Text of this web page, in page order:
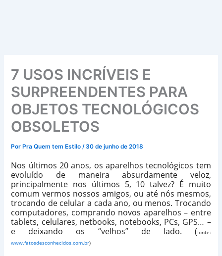
7 USOS INCRÍVEIS E
SURPREENDENTES PARA
OBJETOS TECNOLÓGICOS
OBSOLETOS
Por Pra Quem tem Estilo/30 de junho de 2018
Nos últimos 20 anos, os aparelhos tecnológicos tem
evoluído de maneira absurdamente veloz,
principalmente nos últimos 5, 10 talvez? É muito
comum vermos nossos amigos, ou até nós mesmos,
trocando de celular a cada ano, ou menos. Trocando
computadores, comprando novos aparelhos – entre
tablets, celulares, netbooks, notebooks, PCs, GPS… –
e deixando os “velhos” de lado. (fonte:
www.fatosdesconhecidos.com.br)